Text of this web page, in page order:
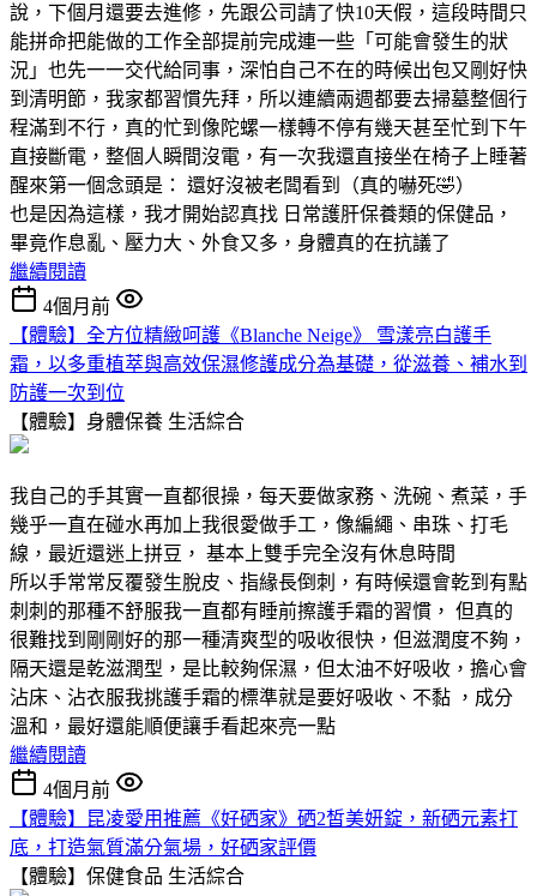
說，下個月還要去進修，先跟公司請了快10天假，這段時間只
能拼命把能做的工作全部提前完成連一些「可能會發生的狀
況」也先一一交代給同事，深怕自己不在的時候出包又剛好快
到清明節，我家都習慣先拜，所以連續兩週都要去掃墓整個行
程滿到不行，真的忙到像陀螺一樣轉不停有幾天甚至忙到下午
直接斷電，整個人瞬間沒電，有一次我還直接坐在椅子上睡著
醒來第一個念頭是： 還好沒被老闆看到（真的嚇死🤣）
也是因為這樣，我才開始認真找 日常護肝保養類的保健品，
畢竟作息亂、壓力大、外食又多，身體真的在抗議了
繼續閱讀
4個月前
【體驗】全方位精緻呵護《Blanche Neige》 雪漾亮白護手
霜，以多重植萃與高效保濕修護成分為基礎，從滋養、補水到
防護一次到位
【體驗】身體保養 生活綜合
我自己的手其實一直都很操，每天要做家務、洗碗、煮菜，手
幾乎一直在碰水再加上我很愛做手工，像編繩、串珠、打毛
線，最近還迷上拼豆， 基本上雙手完全沒有休息時間
所以手常常反覆發生脫皮、指緣長倒刺，有時候還會乾到有點
刺刺的那種不舒服我一直都有睡前擦護手霜的習慣， 但真的
很難找到剛剛好的那一種清爽型的吸收很快，但滋潤度不夠，
隔天還是乾滋潤型，是比較夠保濕，但太油不好吸收，擔心會
沾床、沾衣服我挑護手霜的標準就是要好吸收、不黏 ，成分
溫和，最好還能順便讓手看起來亮一點
繼續閱讀
4個月前
【體驗】昆凌愛用推薦《好硒家》硒2皙美妍錠，新硒元素打
底，打造氣質滿分氣場，好硒家評價
【體驗】保健食品 生活綜合